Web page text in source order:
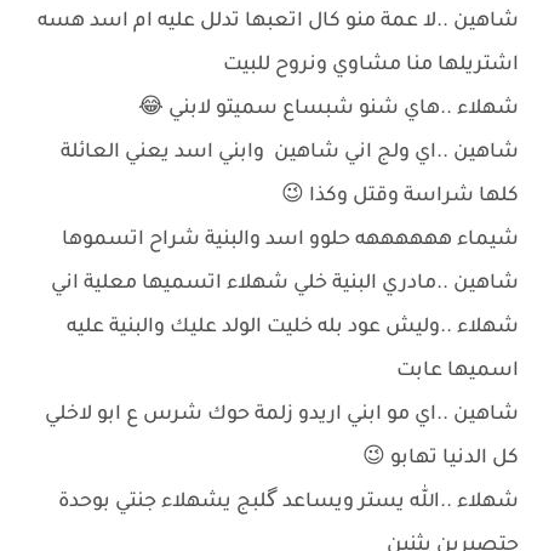
شاهين ..لا عمة منو كال اتعبها تدلل عليه ام اسد هسه
اشتريلها منا مشاوي ونروح للبيت
شهلاء ..هاي شنو شبساع سميتو لابني 😂
شاهين ..اي ولج اني شاهين وابني اسد يعني العائلة
كلها شراسة وقتل وكذا 😉
شيماء ههههههه حلوو اسد والبنية شراح اتسموها
شاهين ..مادري البنية خلي شهلاء اتسميها معلية اني
شهلاء ..وليش عود بله خليت الولد عليك والبنية عليه
اسميها عابت
شاهين ..اي مو ابني اريدو زلمة حوك شرس ع ابو لاخلي
كل الدنيا تهابو 😉
شهلاء ..الله يستر ويساعد گلبج يشهلاء جنتي بوحدة
حتصيرين بثنين